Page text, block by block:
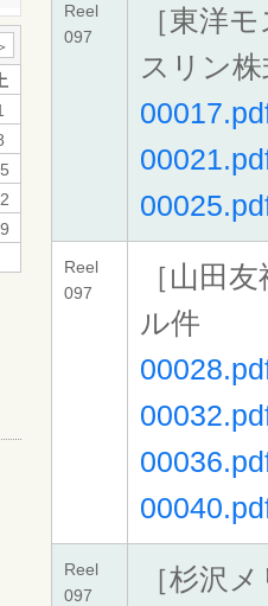
Reel
097
［東洋
スリン
Reel
097
［山田
ル件
Reel
097
［杉沢